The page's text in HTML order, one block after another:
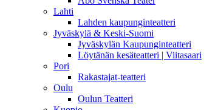
Lahti
Lahden kaupunginteatteri
Jyväskylä & Keski-Suomi
Jyväskylän Kaupunginteatteri
Löytänän kesäteatteri | Viitasaari
Pori
Rakastajat-teatteri
Oulu
Oulun Teatteri